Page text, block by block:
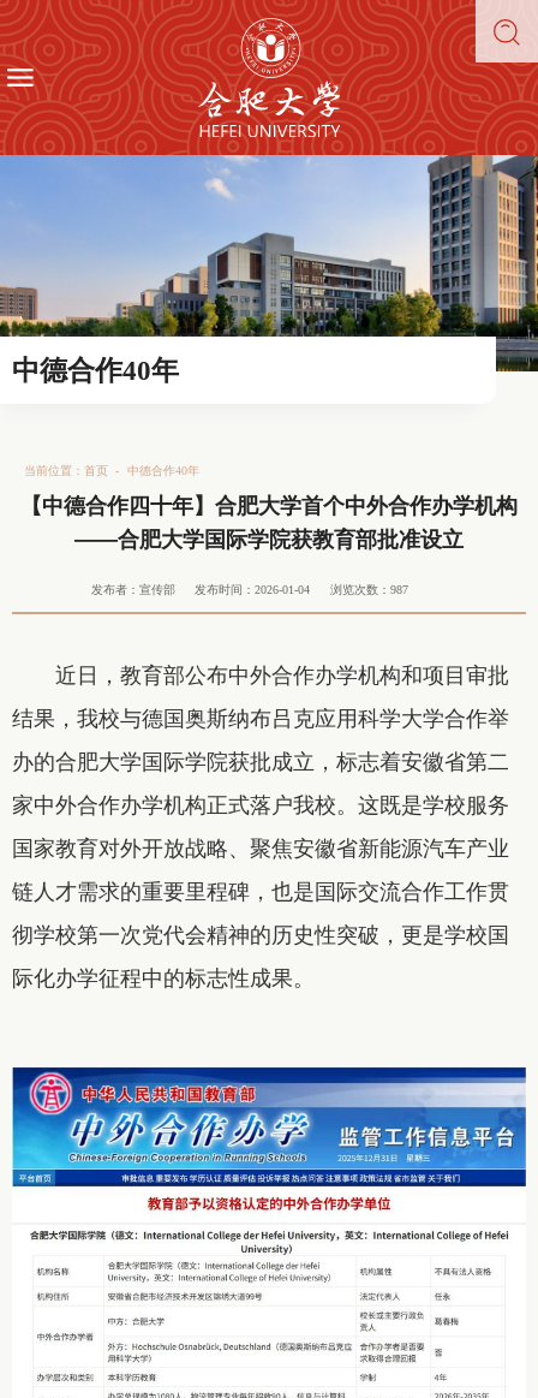
中德合作40年
当前位置： 首页 - 中德合作40年
【中德合作四十年】合肥大学首个中外合作办学机构
——合肥大学国际学院获教育部批准设立
发布者：宣传部 发布时间：2026-01-04 浏览次数： 987
近日，教育部公布中外合作办学机构和项目审批
结果，我校与德国奥斯纳布吕克应用科学大学合作举
办的合肥大学国际学院获批成立，标志着安徽省第二
家中外合作办学机构正式落户我校。这既是学校服务
国家教育对外开放战略、聚焦安徽省新能源汽车产业
链人才需求的重要里程碑，也是国际交流合作工作贯
彻学校第一次党代会精神的历史性突破，更是学校国
际化办学征程中的标志性成果。